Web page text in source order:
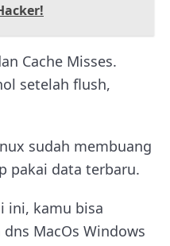
Cache Misses.
setelah flush,
sudah membuang
pakai data terbaru.
ini, kamu bisa
MacOs Windows